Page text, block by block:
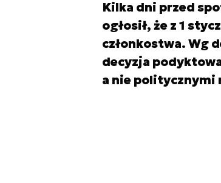
Kilka dni przed
ogłosił, że z 1
członkostwa. Wg
decyzja
a nie politycznymi